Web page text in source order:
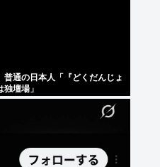
通の日本人「『どくだんじょ
壇場」